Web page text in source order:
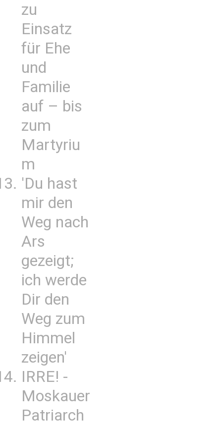
zu
Einsatz
für Ehe
und
Familie
auf – bis
zum
Martyriu
m
'Du hast
mir den
Weg nach
Ars
gezeigt;
ich werde
Dir den
Weg zum
Himmel
zeigen'
IRRE! -
Moskauer
Patriarch